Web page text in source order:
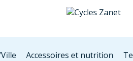
Accessoires et nutrition